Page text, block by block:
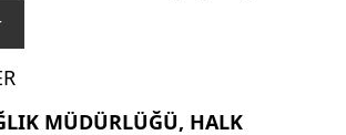
MÜDÜRLÜĞÜ, HALK